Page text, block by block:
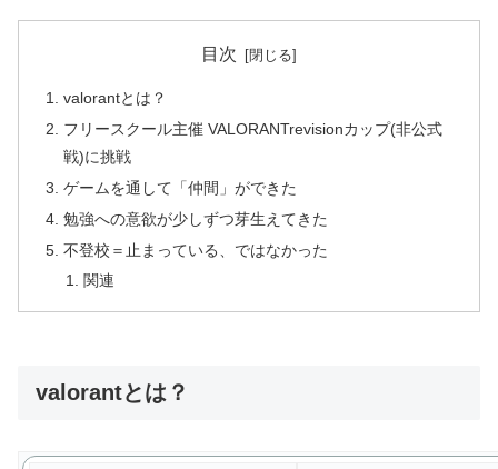
目次
valorantとは？
フリースクール主催 VALORANTrevisionカップ(非公式
戦)に挑戦
ゲームを通して「仲間」ができた
勉強への意欲が少しずつ芽生えてきた
不登校＝止まっている、ではなかった
関連
valorantとは？